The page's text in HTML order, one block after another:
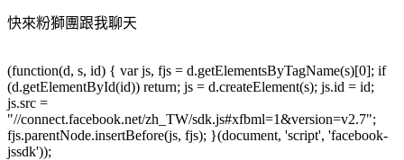
快來粉獅團跟我聊天
(function(d, s, id) { var js, fjs = d.getElementsByTagName(s)[0]; if
(d.getElementById(id)) return; js = d.createElement(s); js.id = id;
js.src =
"//connect.facebook.net/zh_TW/sdk.js#xfbml=1&version=v2.7";
fjs.parentNode.insertBefore(js, fjs); }(document, 'script', 'facebook-
jssdk'));